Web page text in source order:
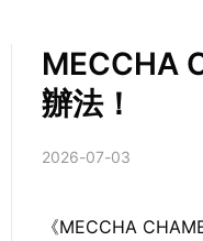
MECCHA
辦法！
2026-07-03
《MECCHA